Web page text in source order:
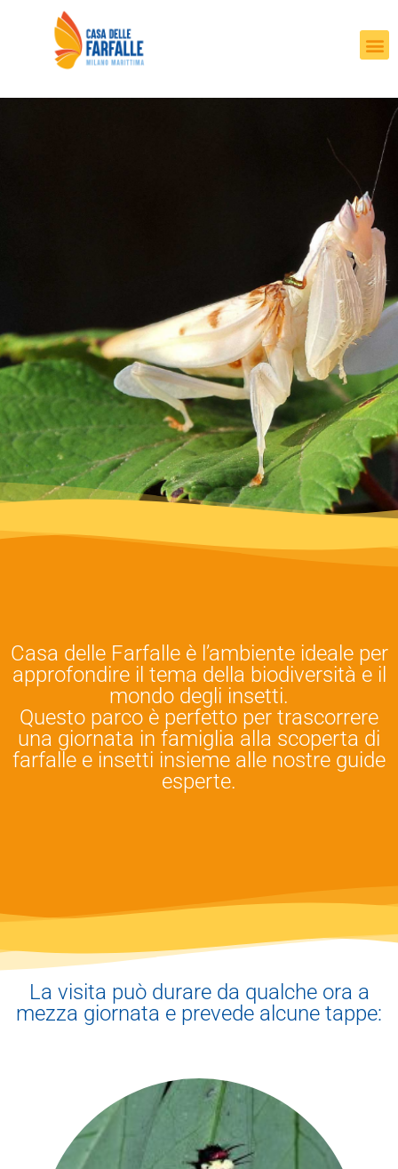
Casa delle Farfalle è l’ambiente ideale per
approfondire il tema della biodiversità e il
mondo degli insetti.
Questo parco è perfetto per trascorrere
una giornata in famiglia alla scoperta di
farfalle e insetti insieme alle nostre guide
esperte.
La visita può durare da qualche ora a
mezza giornata e prevede alcune tappe: